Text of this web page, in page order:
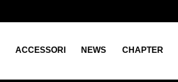
ACCESSORI NEWS CHAPTER